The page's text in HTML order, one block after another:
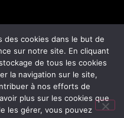
des cookies dans le but de
sur notre site. En cliquant
de tous les cookies
la navigation sur le site,
à nos efforts de
plus sur les cookies que
les gérer, vous pouvez